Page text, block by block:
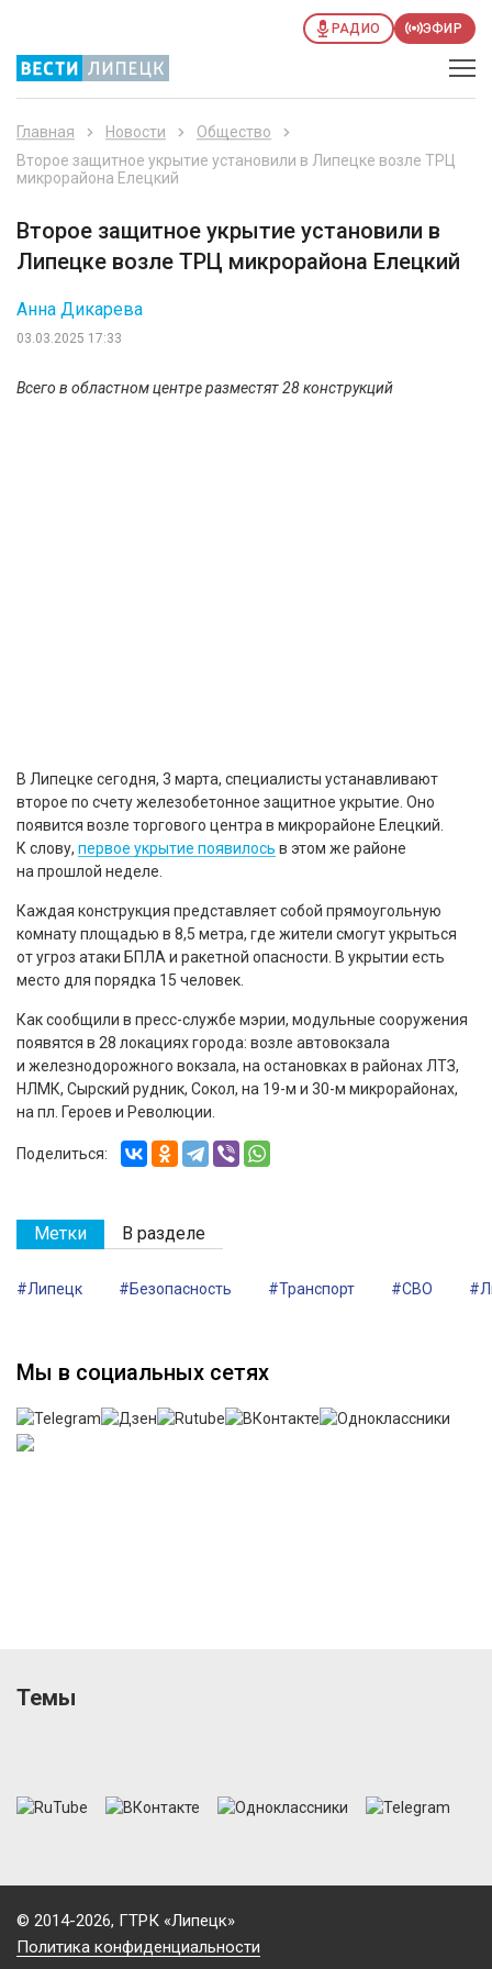
РАДИО ЭФИР
Главная Новости
Общество
Второе защитное укрытие установили в Липецке возле ТРЦ
микрорайона Елецкий
Второе защитное укрытие установили в
Липецке возле ТРЦ микрорайона Елецкий
03.03.2025 17:33
Анна Дикарева
Всего в областном центре разместят 28 конструкций
В Липецке сегодня, 3 марта, специалисты устанавливают
второе по счету железобетонное защитное укрытие. Оно
появится возле торгового центра в микрорайоне Елецкий.
К слову, первое укрытие появилось в этом же районе
на прошлой неделе.
Каждая конструкция представляет собой прямоугольную
комнату площадью в 8,5 метра, где жители смогут укрыться
от угроз атаки БПЛА и ракетной опасности. В укрытии есть
место для порядка 15 человек.
Как сообщили в пресс-службе мэрии, модульные сооружения
появятся в 28 локациях города: возле автовокзала
и железнодорожного вокзала, на остановках в районах ЛТЗ,
НЛМК, Сырский рудник, Сокол, на 19-м и 30-м микрорайонах,
на пл. Героев и Революции.
Поделиться:
Метки В разделе
#Липецк #Безопасность #Транспорт #СВО
Мы в социальных сетях
Темы
© 2014-2026, ГТРК «Липецк»
Политика конфиденциальности